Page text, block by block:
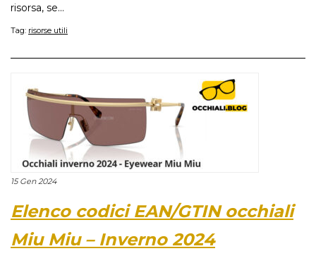
risorsa, se...
Tag: risorse utili
15 Gen 2024
Elenco codici EAN/GTIN occhiali
Miu Miu – Inverno 2024